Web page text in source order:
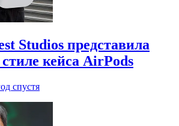
Studios представила
кейса AirPods
спустя